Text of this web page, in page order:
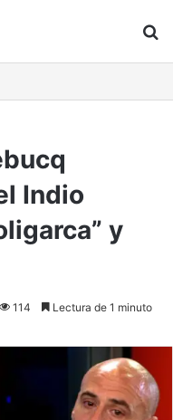
Indio
y
114 Lectura de 1 minuto